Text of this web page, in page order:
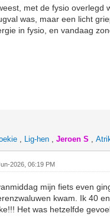
met de fysio overlegd
was, maar een licht
in fysio, en vandaag
, Lig-hen ,Jeroen S ,
2026, 06:19 PM
mijn fiets even
kwam. Ik 40
Het was hetzelfde